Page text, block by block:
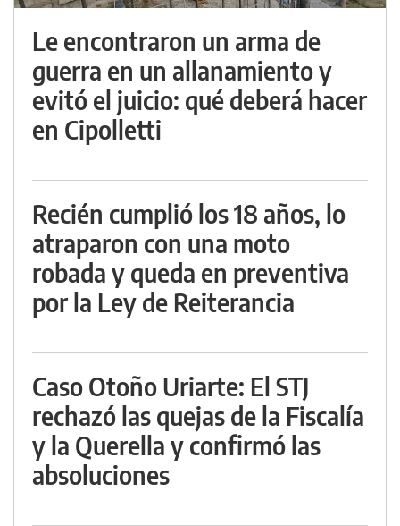
Le encontraron un arma de
guerra en un allanamiento y
evitó el juicio: qué deberá hacer
en Cipolletti
Recién cumplió los 18 años, lo
atraparon con una moto
robada y queda en preventiva
por la Ley de Reiterancia
Caso Otoño Uriarte: El STJ
rechazó las quejas de la Fiscalía
y la Querella y confirmó las
absoluciones